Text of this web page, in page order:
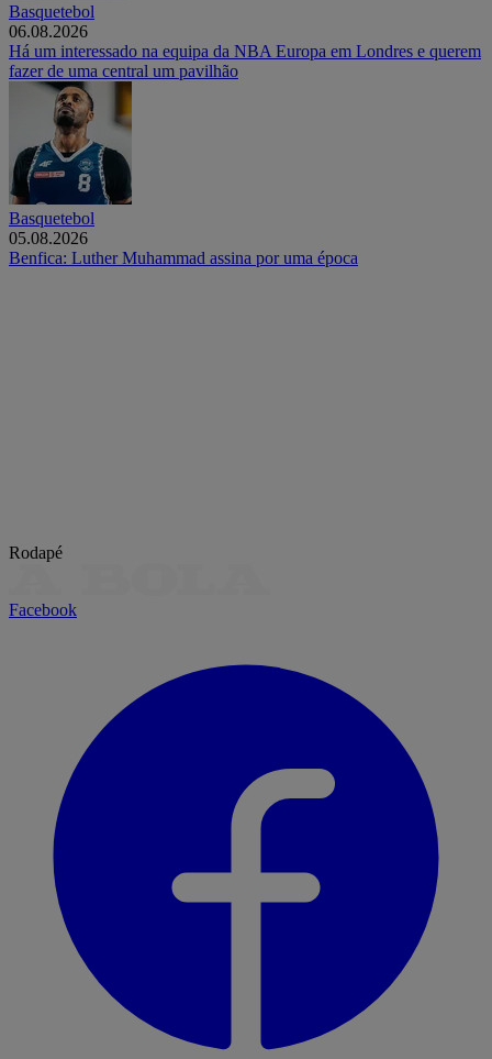
Basquetebol
06.08.2026
Há um interessado na equipa da NBA Europa em Londres e querem
fazer de uma central um pavilhão
Basquetebol
05.08.2026
Benfica: Luther Muhammad assina por uma época
Rodapé
Facebook